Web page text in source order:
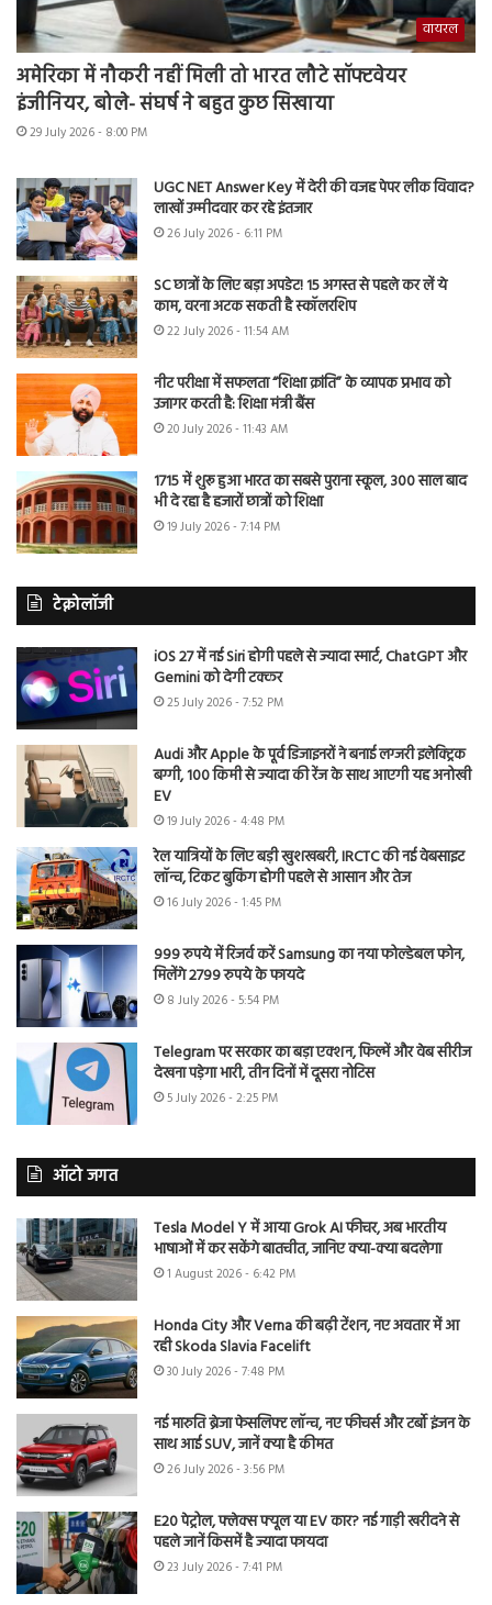
वायरल
अमेरिका में नौकरी नहीं मिली तो भारत लौटे सॉफ्टवेयर
इंजीनियर, बोले- संघर्ष ने बहुत कुछ सिखाया
29 July 2026 - 8:00 PM
UGC NET Answer Key में देरी की वजह पेपर लीक विवाद?
लाखों उम्मीदवार कर रहे इंतजार
26 July 2026 - 6:11 PM
SC छात्रों के लिए बड़ा अपडेट! 15 अगस्त से पहले कर लें ये
काम, वरना अटक सकती है स्कॉलरशिप
22 July 2026 - 11:54 AM
नीट परीक्षा में सफलता “शिक्षा क्रांति” के व्यापक प्रभाव को
उजागर करती है: शिक्षा मंत्री बैंस
20 July 2026 - 11:43 AM
1715 में शुरू हुआ भारत का सबसे पुराना स्कूल, 300 साल बाद
भी दे रहा है हजारों छात्रों को शिक्षा
19 July 2026 - 7:14 PM
टेक्नोलॉजी
iOS 27 में नई Siri होगी पहले से ज्यादा स्मार्ट, ChatGPT और
Gemini को देगी टक्कर
25 July 2026 - 7:52 PM
Audi और Apple के पूर्व डिजाइनरों ने बनाई लग्जरी इलेक्ट्रिक
बग्गी, 100 किमी से ज्यादा की रेंज के साथ आएगी यह अनोखी
EV
19 July 2026 - 4:48 PM
रेल यात्रियों के लिए बड़ी खुशखबरी, IRCTC की नई वेबसाइट
लॉन्च, टिकट बुकिंग होगी पहले से आसान और तेज
16 July 2026 - 1:45 PM
999 रुपये में रिजर्व करें Samsung का नया फोल्डेबल फोन,
मिलेंगे 2799 रुपये के फायदे
8 July 2026 - 5:54 PM
Telegram पर सरकार का बड़ा एक्शन, फिल्में और वेब सीरीज
देखना पड़ेगा भारी, तीन दिनों में दूसरा नोटिस
5 July 2026 - 2:25 PM
ऑटो जगत
Tesla Model Y में आया Grok AI फीचर, अब भारतीय
भाषाओं में कर सकेंगे बातचीत, जानिए क्या-क्या बदलेगा
1 August 2026 - 6:42 PM
Honda City और Verna की बढ़ी टेंशन, नए अवतार में आ
रही Skoda Slavia Facelift
30 July 2026 - 7:48 PM
नई मारुति ब्रेजा फेसलिफ्ट लॉन्च, नए फीचर्स और टर्बो इंजन के
साथ आई SUV, जानें क्या है कीमत
26 July 2026 - 3:56 PM
E20 पेट्रोल, फ्लेक्स फ्यूल या EV कार? नई गाड़ी खरीदने से
पहले जानें किसमें है ज्यादा फायदा
23 July 2026 - 7:41 PM